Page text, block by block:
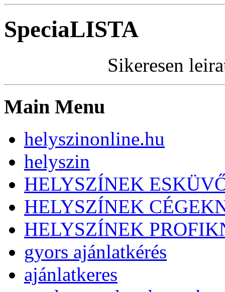
SpeciaLISTA
Sikeresen
Main Menu
helyszinonline.hu
helyszin
HELYSZÍNEK
HELYSZÍNEK
HELYSZÍNEK
gyors ajánlatkérés
ajánlatkeres